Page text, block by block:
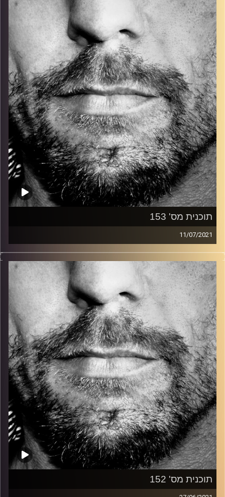
כל מה שחי, אמיתי ונושם.
עם שמוליק רגב.
קרדיט תמונות: David Goehring
תוכנית מס' 153
11/07/2021
זיפים, מוזיקה מחוספסת של הופעות חיות. הרבה ג'אם, רוק,
בלוז, bluegrass, ג'אז, Fאנק, פרוגרסיב ואפילו אלקטרוניקה.
כל מה שחי, אמיתי ונושם.
עם שמוליק רגב.
קרדיט תמונות: David Goehring
תוכנית מס' 152